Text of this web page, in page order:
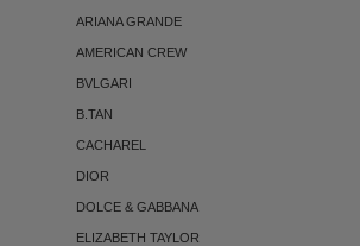
ARIANA GRANDE
AMERICAN CREW
BVLGARI
B.TAN
CACHAREL
DIOR
DOLCE & GABBANA
ELIZABETH TAYLOR